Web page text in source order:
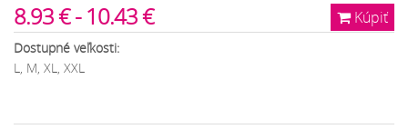
Kúpiť
8.93 € - 10.43 €
Dostupné veľkosti:
L, M, XL, XXL